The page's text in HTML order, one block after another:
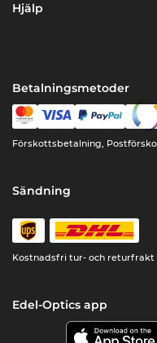
Hjälp
Betalningsmetoder
Förskottsbetalning,
Sändning
Kostnadsfri tur- och returfrakt
Edel-Optics app